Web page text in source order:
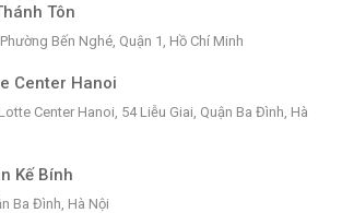
Tôn
Bến Nghé, Quận 1, Hồ Chí Minh
Center Hanoi
Center Hanoi, 54 Liễu Giai, Quận Ba Đình, Hà
Kế Bính
Ba Đình, Hà Nội